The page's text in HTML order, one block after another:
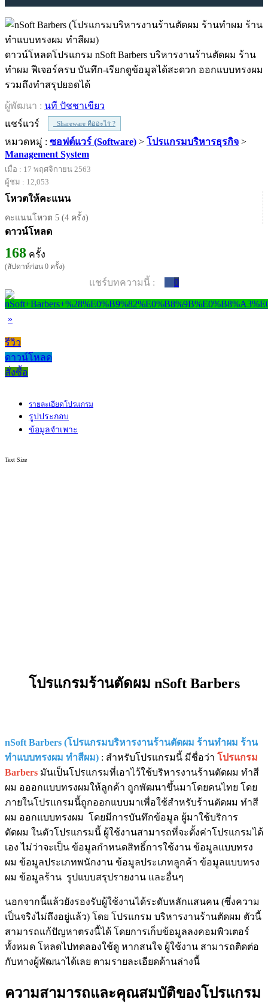
ดาวน์โหลดโปรแกรม nSoft Barbers บริหารงานร้านตัดผม ร้าน
ทำผม ฟีเจอร์ครบ บันทึก-เรียกดูข้อมูลได้สะดวก ออกแบบทรงผม
รวมถึงทำสรุปยอดได้
ผู้พัฒนา : นที ปัชชาเขียว
แชร์แวร์
Shareware คืออะไร ?
หมวดหมู่ : ซอฟต์แวร์ (Software) > โปรแกรมบริหารธุรกิจ >
Management System
เมื่อ : 17 พฤศจิกายน 2563
ผู้ชม : 12,053
โหวตให้คะแนน
คะแนนโหวต 5 (4 ครั้ง)
ดาวน์โหลด
168 ครั้ง
(สัปดาห์ก่อน 0 ครั้ง)
แชร์บทความนี้ : 0
»
รีวิว
ดาวน์โหลด
สั่งซื้อ
รายละเอียดโปรแกรม
รูปประกอบ
ข้อมูลจำเพาะ
Text Size
โปรแกรมร้านตัดผม nSoft Barbers
nSoft Barbers (โปรแกรมบริหารงานร้านตัดผม ร้านทำผม ร้าน
ทำแบบทรงผม ทำสีผม) : สำหรับโปรแกรมนี้ มีชื่อว่า โปรแกรม
Barbers มันเป็นโปรแกรมที่เอาไว้ใช้บริหารงานร้านตัดผม ทำสี
ผม อออกแบบทรงผมให้ลูกค้า ถูกพัฒนาขึ้นมาโดยคนไทย โดย
ภายในโปรแกรมนี้ถูกออกแบบมาเพื่อใช้สำหรับร้านตัดผม ทำสี
ผม ออกแบบทรงผม โดยมีการบันทึกข้อมูล ผู้มาใช้บริการ
ตัดผม ในตัวโปรแกรมนี้ ผู้ใช้งานสามารถที่จะตั้งค่าโปรแกรมได้
เอง ไม่ว่าจะเป็น ข้อมูลกำหนดสิทธิ์การใช้งาน ข้อมูลแบบทรง
ผม ข้อมูลประเภทพนักงาน ข้อมูลประเภทลูกค้า ข้อมูลแบบทรง
ผม ข้อมูลร้าน รูปแบบสรุปรายงาน และอื่นๆ
นอกจากนี้แล้วยังรองรับผู้ใช้งานได้ระดับหลักแสนคน (ซึ่งความ
เป็นจริงไม่ถึงอยู่แล้ว) โดย โปรแกรม บริหารงานร้านตัดผม ตัวนี้
สามารถแก้ปัญหาตรงนี้ได้ โดยการเก็บข้อมูลลงคอมพิวเตอร์
ทั้งหมด โหลดไปทดลองใช้ดู หากสนใจ ผู้ใช้งาน สามารถติดต่อ
กับทางผู้พัฒนาได้เลย ตามรายละเอียดด้านล่างนี้
ความสามารถและคุณสมบัติของโปรแกรม